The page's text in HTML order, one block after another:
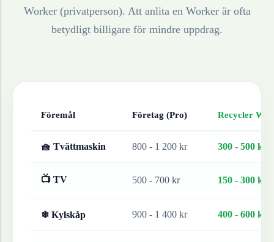
Worker (privatperson). Att anlita en Worker är ofta
betydligt billigare för mindre uppdrag.
Föremål Företag (Pro) Recycler
🧺 Tvättmaskin 800 - 1 200 kr 300 - 500 kr
📺 TV 500 - 700 kr 150 - 300 kr
❄ Kylskåp 900 - 1 400 kr 400 - 600 kr